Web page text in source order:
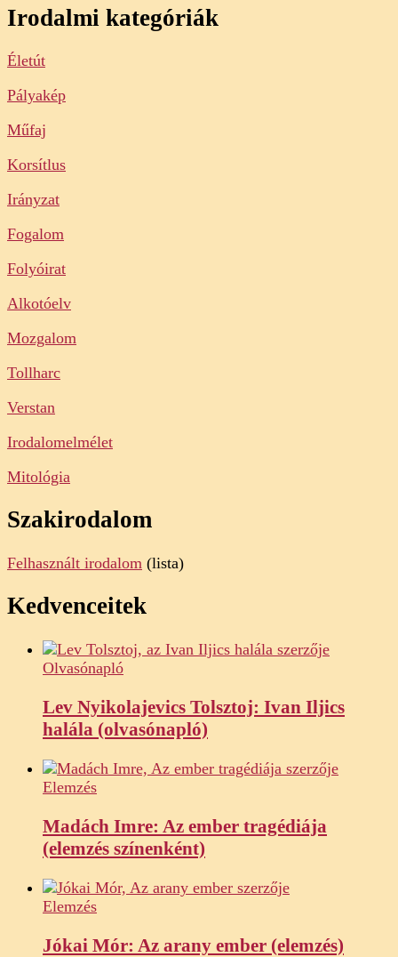
Irodalmi kategóriák
Életút
Pályakép
Műfaj
Korsítlus
Irányzat
Fogalom
Folyóirat
Alkotóelv
Mozgalom
Tollharc
Verstan
Irodalomelmélet
Mitológia
Szakirodalom
Felhasznált irodalom (lista)
Kedvenceitek
Olvasónapló
Lev Nyikolajevics Tolsztoj: Ivan Iljics
halála (olvasónapló)
Elemzés
Madách Imre: Az ember tragédiája
(elemzés színenként)
Elemzés
Jókai Mór: Az arany ember (elemzés)